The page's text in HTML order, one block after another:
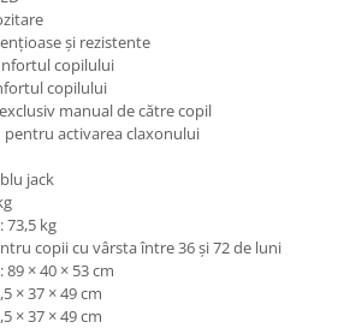
și rezistente
copilului
copilului
manual de către copil
activarea claxonului
jack
73,5 kg
copii cu vârsta între 36 și 72 de luni
× 40 × 53 cm
× 37 × 49 cm
× 37 × 49 cm